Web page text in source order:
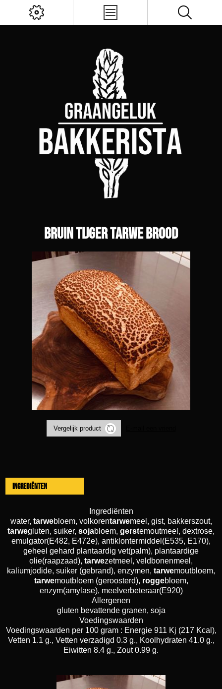
Bruin tijger tarwe brood
Ingrediënten
Ingrediënten
water, tarwebloem, volkorentarwemeel, gist, bakkerszout,
tarwegluten, suiker, sojabloem, gerstemoutmeel, dextrose,
emulgator(E482, E472e), antiklontermiddel(E535, E170),
geheel gehard plantaardig vet(palm), plantaardige
olie(raapzaad), tarwezetmeel, veldbonenmeel,
kaliumjodide, suiker (gebrand), enzymen, tarwemoutbloem,
tarwemoutbloem (geroosterd), roggebloem,
enzym(amylase), meelverbeteraar(E920)
Allergenen
gluten bevattende granen, soja
Voedingswaarden
Voedingswaarden per 100 gram : Energie 911 Kj (217 Kcal),
Vetten 1.1 g., Vetten verzadigd 0.3 g., Koolhydraten 41.0 g.,
Eiwitten 8.4 g., Zout 0.99 g.